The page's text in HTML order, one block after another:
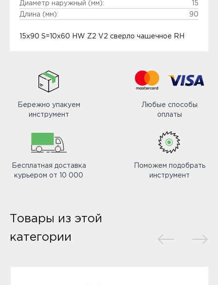
Диаметр наружный (мм):
15
Длина (мм):
90
15x90 S=10x60 HW Z2 V2 сверло чашечное RH
Бережно упакуем
инструмент
Любые способы
оплаты
Бесплатная доставка
курьером от 10 000
Поможем подобрать
инструмент
Товары из этой
категории